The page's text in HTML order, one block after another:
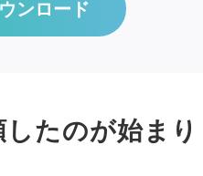
ンロード
たのが始まり